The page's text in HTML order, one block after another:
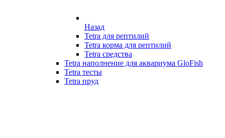
Назад
Tetra для рептилий
Tetra корма для рептилий
Tetra средства
Tetra наполнение для аквариума GloFish
Tetra тесты
Tetra пруд